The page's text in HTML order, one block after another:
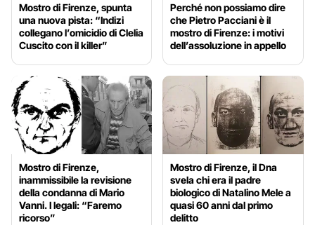
Mostro di Firenze, spunta
una nuova pista: “Indizi
collegano l’omicidio di Clelia
Cuscito con il killer”
Perché non possiamo dire
che Pietro Pacciani è il
mostro di Firenze: i motivi
dell’assoluzione in appello
Mostro di Firenze,
inammissibile la revisione
della condanna di Mario
Vanni. I legali: “Faremo
ricorso”
Mostro di Firenze, il Dna
svela chi era il padre
biologico di Natalino Mele a
quasi 60 anni dal primo
delitto